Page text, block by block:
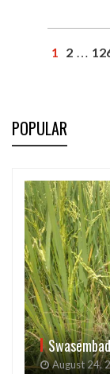
1 2 …
POPULAR
August 24,